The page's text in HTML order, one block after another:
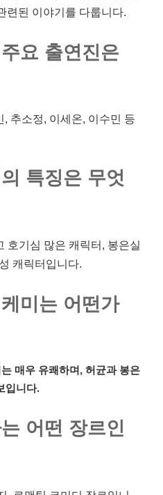
련된 이야기를 다룹니다.
요 출연진은
추소정, 이세온, 이수민 등
특징은 무엇
호기심 많은 캐릭터, 봉은실
캐릭터입니다.
미는 어떤가
매우 유쾌하며, 허균과 봉은
입니다.
어떤 장르인